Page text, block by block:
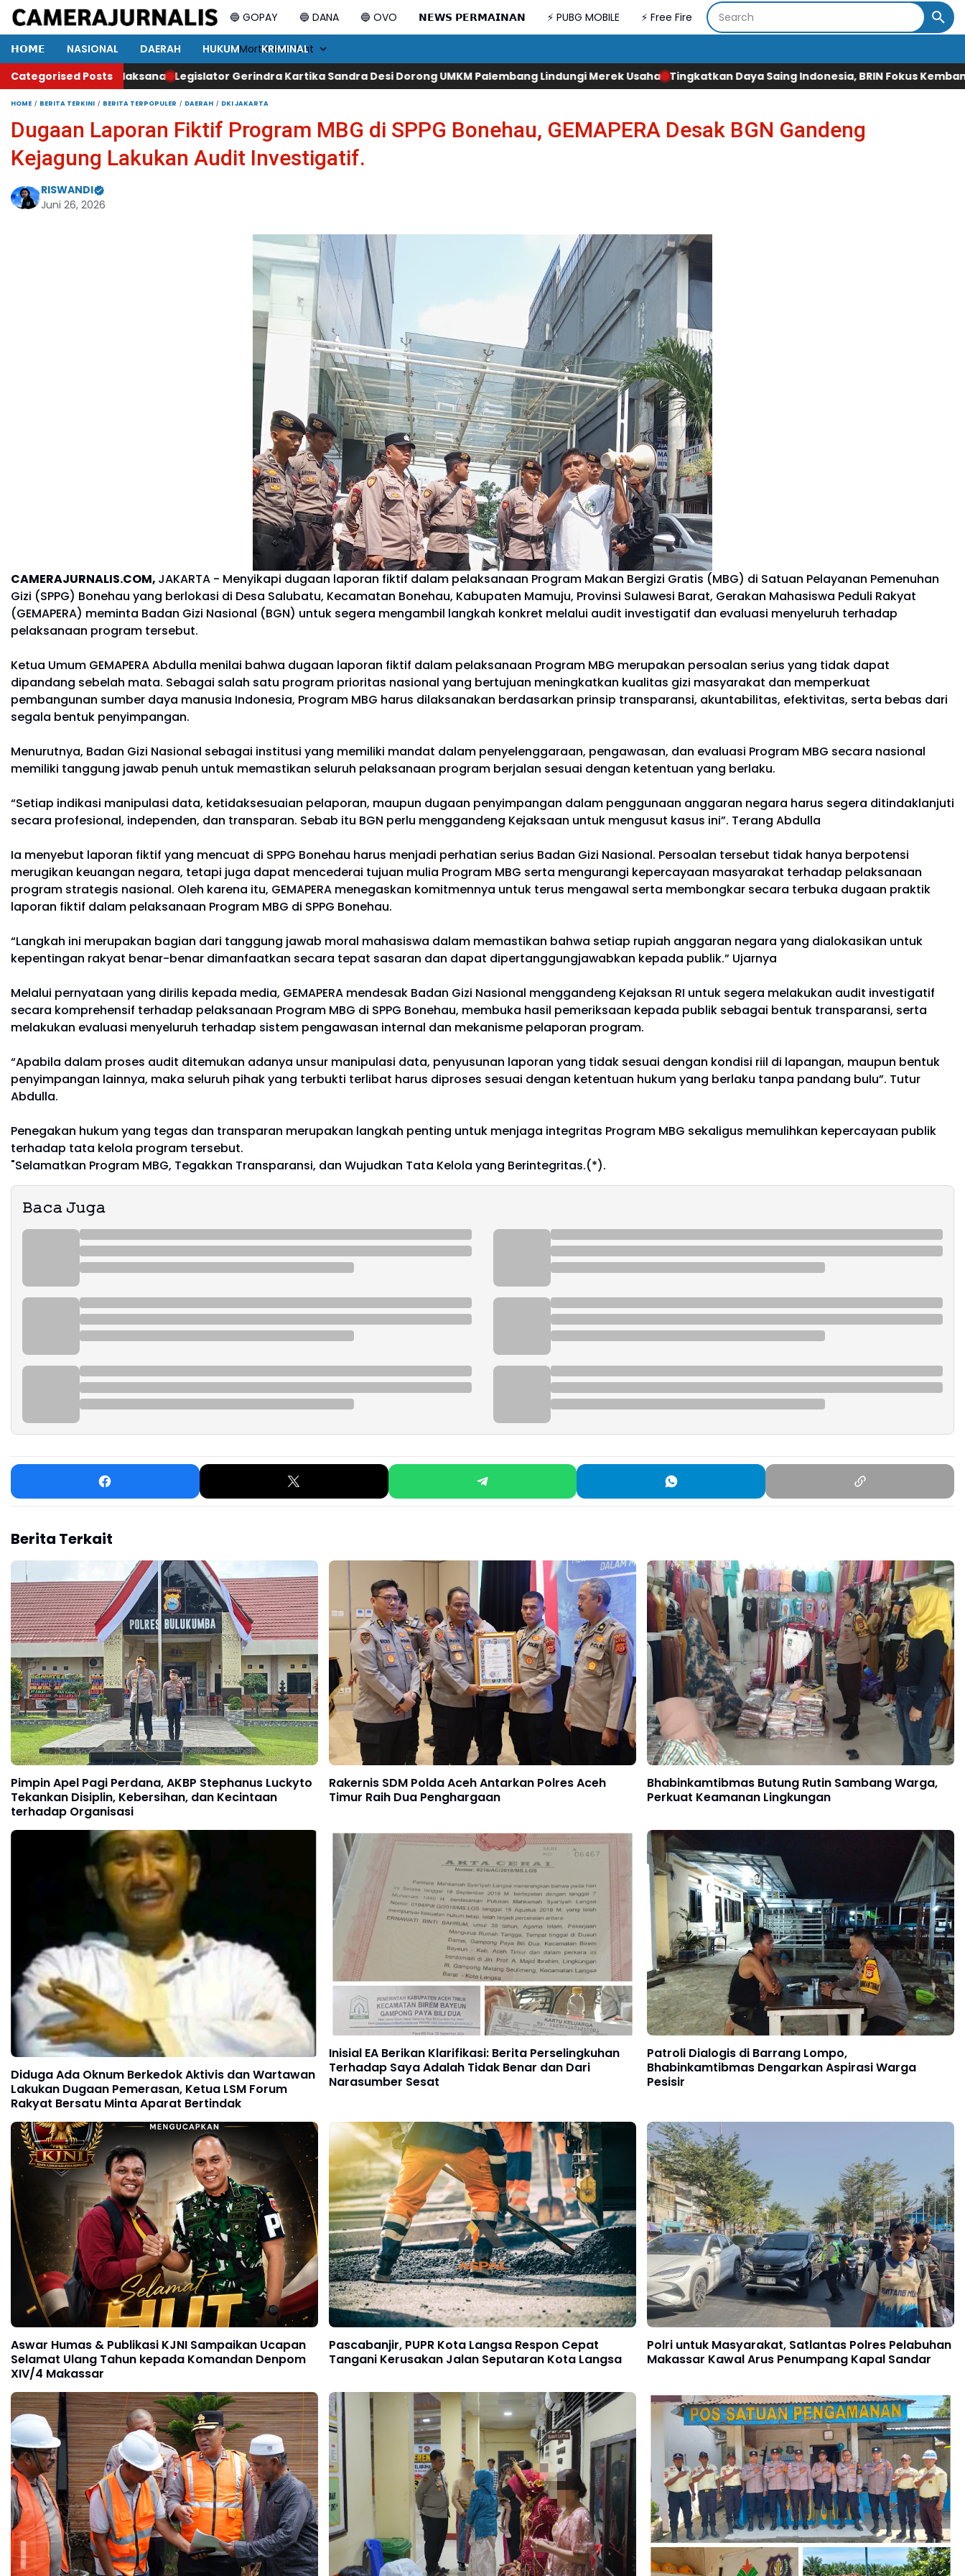
🔵 GOPAY 🔵 DANA 🔵 OVO 𝗡𝗘𝗪𝗦 𝗣𝗘𝗥𝗠𝗔𝗜𝗡𝗔𝗡 ⚡ PUBG MOBILE ⚡ Free Fire
⚡ Mortal Kombat
𝗛𝗢𝗠𝗘 NASIONAL DAERAH HUKUM
KRIMINAL
Categorised Posts
Legislator Gerindra Kartika Sandra Desi Dorong UMKM Palembang Lindungi Merek Usaha Tingkatkan Daya Saing Indonesia, BRIN Fokus Kembangkan Teknologi Nuklir
HOME BERITA TERKINI BERITA TERPOPULER DAERAH DKI JAKARTA
Dugaan Laporan Fiktif Program MBG di SPPG Bonehau, GEMAPERA Desak BGN Gandeng
Kejagung Lakukan Audit Investigatif.
RISWANDI
Juni 26, 2026
CAMERAJURNALIS.COM, JAKARTA - Menyikapi dugaan laporan fiktif dalam pelaksanaan Program Makan Bergizi Gratis (MBG) di Satuan Pelayanan Pemenuhan
Gizi (SPPG) Bonehau yang berlokasi di Desa Salubatu, Kecamatan Bonehau, Kabupaten Mamuju, Provinsi Sulawesi Barat, Gerakan Mahasiswa Peduli Rakyat
(GEMAPERA) meminta Badan Gizi Nasional (BGN) untuk segera mengambil langkah konkret melalui audit investigatif dan evaluasi menyeluruh terhadap
pelaksanaan program tersebut.
Ketua Umum GEMAPERA Abdulla menilai bahwa dugaan laporan fiktif dalam pelaksanaan Program MBG merupakan persoalan serius yang tidak dapat
dipandang sebelah mata. Sebagai salah satu program prioritas nasional yang bertujuan meningkatkan kualitas gizi masyarakat dan memperkuat
pembangunan sumber daya manusia Indonesia, Program MBG harus dilaksanakan berdasarkan prinsip transparansi, akuntabilitas, efektivitas, serta bebas dari
segala bentuk penyimpangan.
Menurutnya, Badan Gizi Nasional sebagai institusi yang memiliki mandat dalam penyelenggaraan, pengawasan, dan evaluasi Program MBG secara nasional
memiliki tanggung jawab penuh untuk memastikan seluruh pelaksanaan program berjalan sesuai dengan ketentuan yang berlaku.
“Setiap indikasi manipulasi data, ketidaksesuaian pelaporan, maupun dugaan penyimpangan dalam penggunaan anggaran negara harus segera ditindaklanjuti
secara profesional, independen, dan transparan. Sebab itu BGN perlu menggandeng Kejaksaan untuk mengusut kasus ini”. Terang Abdulla
Ia menyebut laporan fiktif yang mencuat di SPPG Bonehau harus menjadi perhatian serius Badan Gizi Nasional. Persoalan tersebut tidak hanya berpotensi
merugikan keuangan negara, tetapi juga dapat mencederai tujuan mulia Program MBG serta mengurangi kepercayaan masyarakat terhadap pelaksanaan
program strategis nasional. Oleh karena itu, GEMAPERA menegaskan komitmennya untuk terus mengawal serta membongkar secara terbuka dugaan praktik
laporan fiktif dalam pelaksanaan Program MBG di SPPG Bonehau.
“Langkah ini merupakan bagian dari tanggung jawab moral mahasiswa dalam memastikan bahwa setiap rupiah anggaran negara yang dialokasikan untuk
kepentingan rakyat benar-benar dimanfaatkan secara tepat sasaran dan dapat dipertanggungjawabkan kepada publik.” Ujarnya
Melalui pernyataan yang dirilis kepada media, GEMAPERA mendesak Badan Gizi Nasional menggandeng Kejaksan RI untuk segera melakukan audit investigatif
secara komprehensif terhadap pelaksanaan Program MBG di SPPG Bonehau, membuka hasil pemeriksaan kepada publik sebagai bentuk transparansi, serta
melakukan evaluasi menyeluruh terhadap sistem pengawasan internal dan mekanisme pelaporan program.
“Apabila dalam proses audit ditemukan adanya unsur manipulasi data, penyusunan laporan yang tidak sesuai dengan kondisi riil di lapangan, maupun bentuk
penyimpangan lainnya, maka seluruh pihak yang terbukti terlibat harus diproses sesuai dengan ketentuan hukum yang berlaku tanpa pandang bulu”. Tutur
Abdulla.
Penegakan hukum yang tegas dan transparan merupakan langkah penting untuk menjaga integritas Program MBG sekaligus memulihkan kepercayaan publik
terhadap tata kelola program tersebut.
"Selamatkan Program MBG, Tegakkan Transparansi, dan Wujudkan Tata Kelola yang Berintegritas.(*).
𝙱𝚊𝚌𝚊 𝙹𝚞𝚐𝚊
Berita Terkait
Pimpin Apel Pagi Perdana, AKBP Stephanus Luckyto
Tekankan Disiplin, Kebersihan, dan Kecintaan
terhadap Organisasi
Rakernis SDM Polda Aceh Antarkan Polres Aceh
Timur Raih Dua Penghargaan
Bhabinkamtibmas Butung Rutin Sambang Warga,
Perkuat Keamanan Lingkungan
Diduga Ada Oknum Berkedok Aktivis dan Wartawan
Lakukan Dugaan Pemerasan, Ketua LSM Forum
Rakyat Bersatu Minta Aparat Bertindak
Inisial EA Berikan Klarifikasi: Berita Perselingkuhan
Terhadap Saya Adalah Tidak Benar dan Dari
Narasumber Sesat
Patroli Dialogis di Barrang Lompo,
Bhabinkamtibmas Dengarkan Aspirasi Warga
Pesisir
Aswar Humas & Publikasi KJNI Sampaikan Ucapan
Selamat Ulang Tahun kepada Komandan Denpom
XIV/4 Makassar
Pascabanjir, PUPR Kota Langsa Respon Cepat
Tangani Kerusakan Jalan Seputaran Kota Langsa
Polri untuk Masyarakat, Satlantas Polres Pelabuhan
Makassar Kawal Arus Penumpang Kapal Sandar